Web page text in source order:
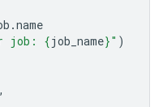
.name
job: {job_name}" )
,